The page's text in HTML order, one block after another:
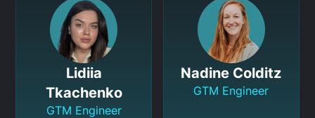
Lidiia
Tkachenko
GTM Engineer
Nadine Colditz
GTM Engineer